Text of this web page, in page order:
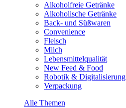
Alkoholfreie Getränke
Alkoholische Getränke
Back- und Süßwaren
Convenience
Fleisch
Milch
Lebensmittelqualität
New Feed & Food
Robotik & Digitalisierung
Verpackung
Alle Themen